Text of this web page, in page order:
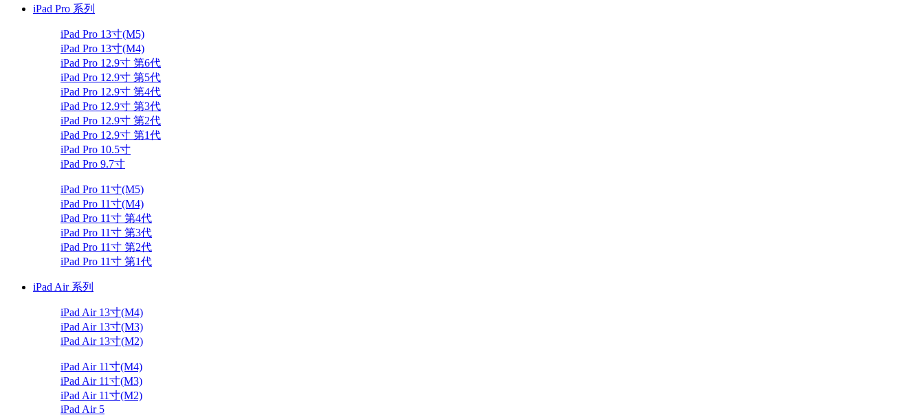
iPad Pro 系列
iPad Pro 13寸(M5)
iPad Pro 13寸(M4)
iPad Pro 12.9寸 第6代
iPad Pro 12.9寸 第5代
iPad Pro 12.9寸 第4代
iPad Pro 12.9寸 第3代
iPad Pro 12.9寸 第2代
iPad Pro 12.9寸 第1代
iPad Pro 10.5寸
iPad Pro 9.7寸
iPad Pro 11寸(M5)
iPad Pro 11寸(M4)
iPad Pro 11寸 第4代
iPad Pro 11寸 第3代
iPad Pro 11寸 第2代
iPad Pro 11寸 第1代
iPad Air 系列
iPad Air 13寸(M4)
iPad Air 13寸(M3)
iPad Air 13寸(M2)
iPad Air 11寸(M4)
iPad Air 11寸(M3)
iPad Air 11寸(M2)
iPad Air 5